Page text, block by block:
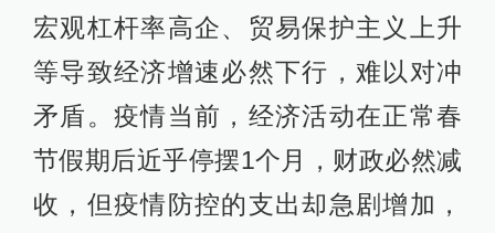
宏观杠杆率高企、贸易保护主义上升
等导致经济增速必然下行，难以对冲
矛盾。疫情当前，经济活动在正常春
节假期后近乎停摆1个月，财政必然减
收，但疫情防控的支出却急剧增加，